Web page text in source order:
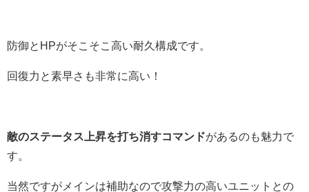
防御とHPがそこそこ高い耐久構成です。
回復力と素早さも非常に高い！
敵のステータス上昇を打ち消すコマンドがあるのも魅力で
す。
当然ですがメインは補助なので攻撃力の高いユニットとの